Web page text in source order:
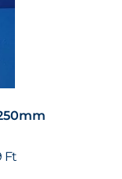
Ft